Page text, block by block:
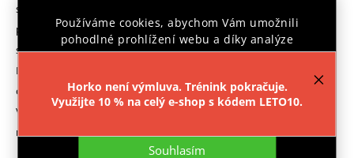
Používáme cookies, abychom Vám umožnili
pohodlné prohlížení webu a díky analýze
provozu webu neustále zlepšovali jeho funkce,
Nastavení
Souhlasím
Horko není výmluva. Trénink pokračuje.
Využijte 10 % na celý e-shop s kódem LETO10.
správnou ventilaci vzduchu při tréninku a tím spojené snížené
pocení. Použitá síťka na vnější straně rukavic pak napomáhá
správnému větrání a rukavice tak po tréninku nezapáchají.
Dalším důležitým prvkem rukavic je široký a silný suchý zip zajišťující
oporu v zápěstí a tím i minimalizuje možnost jeho zranění.
V zájmu zlepšení bezpečnosti byl palec rukavice připevněn páskem k
rukavici, aby při silných úderech nedošlo ke zlomení prstu.